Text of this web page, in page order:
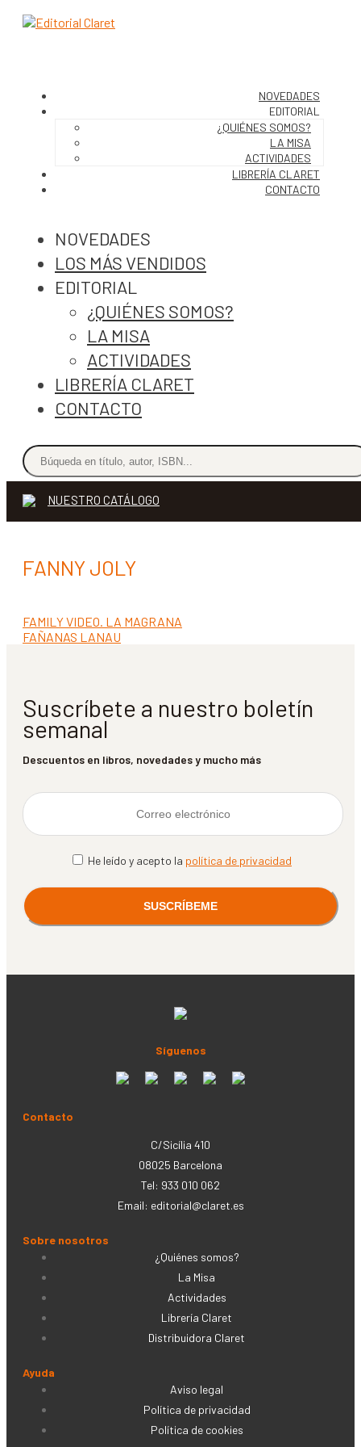
NOVEDADES
EDITORIAL
¿QUIÉNES SOMOS?
LA MISA
ACTIVIDADES
LIBRERÍA CLARET
CONTACTO
NOVEDADES
LOS MÁS VENDIDOS
EDITORIAL
¿QUIÉNES SOMOS?
LA MISA
ACTIVIDADES
LIBRERÍA CLARET
CONTACTO
NUESTRO CATÁLOGO
FANNY JOLY
Navegación
de
Anterior:
FAMILY VIDEO. LA MAGRANA
Siguiente:
FAÑANAS LANAU
Suscríbete a nuestro boletín
semanal
Descuentos en libros, novedades y mucho más
He leído y acepto la política de privacidad
Síguenos
Contacto
C/Sicília 410
08025 Barcelona
Tel: 933 010 062
Email: editorial@claret.es
Sobre nosotros
¿Quiénes somos?
La Misa
Actividades
Librería Claret
Distribuidora Claret
Ayuda
Aviso legal
Política de privacidad
Política de cookies